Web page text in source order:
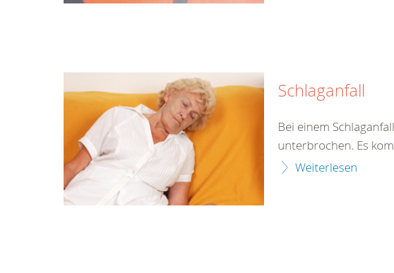
Schlaganfall
Bei einem
unterbrochen. Es
Weiterlesen